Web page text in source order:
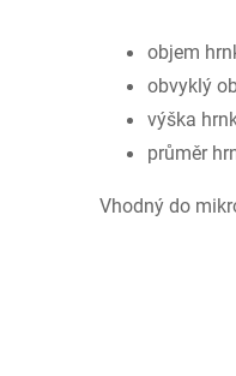
objem
obvyklý
výška
průměr
Vhodný do